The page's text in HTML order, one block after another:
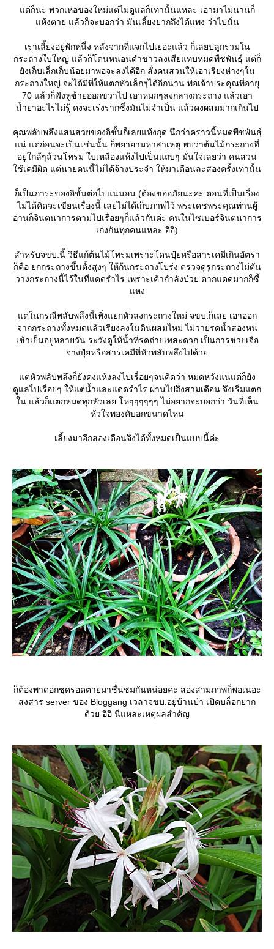
ต่ก็นะ พวกเห่อของใหม่แต่ไม่ดูแลก็เท่านั้นแหละ เอามาไม่นานก็
ห้งตาย แล้วก็จะบอกว่า มันเลี้ยงยากถึงได้แพง ว่าไปนั่น
เราเลี้ยงอยู่พักหนึ่ง หลังจากที่แจกไปเยอะแล้ว ก็เลยปลูกรวมใน
กระถางใบใหญ่ แล้วก็โดนหนอนดำขาวลงเสียแทบหมดพืชพันธุ์ แต่ก็
ังเก็บเล็กเก็บน้อยมาพอจะลงได้อีก สั่งคนสวนให้เอาเรียงห่างๆใน
กระถางใหญ่ จะได้มีที่ให้แตกหัวเล็กๆได้อีกนาน พ่อเจ้าประคุณที่อายุ
70 แล้วก็ฟังหูซ้ายออกขวาไป เอาหมกๆลงกลางกระถาง แล้วเอา
น้ำยาอะไรไม่รู้ คงจะเร่งรากซึ่งมันไม่จำเป็น แล้วคงผสมมากเกินไป
คุณพลับพลึงแสนสวยของอิชั้นก็เลยแห้งกุด นึกว่าคราวนี้หมดพืชพันธุ์
น่ แต่ก่อนจะเป็นเช่นนั้น ก็พยายามหาสาเหตุ พบว่าต้นไม้กระถางที่
อยู่ใกล้ๆล้วนโทรม ใบเหลืองแห้งไปเป็นแถบๆ มั่นใจเลยว่า คนสวน
ช้เคมีผิด แต่นายคนนี้ไม่ได้จ้างประจำ ให้มาเดือนละสองครั้งเท่านั้น
ก็เป็นภาระของอิชั้นต่อไปแน่นอน (ต้องขออภัยนะคะ ตอนที่เป็นเรื่อง
ไม่ได้คิดจะเขียนเรื่องนี้ เลยไม่ได้เก็บภาพไว้ พระเดชพระคุณท่านผู้
อ่านก็จินตนาการตามไปเรื่อยๆก็แล้วกันค่ะ คนในไซเบอร์จินตนาการ
เก่งกันทุกคนแหละ อิอิ)
สำหรับจขบ.นี้ วิธีแก้ต้นไม้โทรมเพราะโดนปุ๋ยหรือสารเคมีเกินอัตรา
ก็คือ ยกกระถางขึ้นตั้งสูงๆ ให้ก้นกระถางโปร่ง ตรวจดูรูกระถางไม่ตัน
วางกระถางนี้ไว้ในที่แดดรำไร เพราะเค้ากำลังป่วย ตากแดดมากก็ซี้
หง
ต่ในกรณีพลับพลึงนี้เพิ่งแยกหัวลงกระถางใหม่ จขบ.ก็เลย เอาออก
จากกระถางทั้งหมดแล้วเรียงลงในดินผสมไหม่ ไม่วายรดน้ำสองหน
เช้าเย็นอยู่หลายวัน ระวังดูให้น้ำที่รดถ่ายเทสะดวก เป็นการช่วยเจือ
จางปุ๋ยหรือสารเคมีที่หัวพลับพลึงไปด้ว
ต่หัวพลับพลึงก็ยังคงแห้งลงไปเรื่อยๆจนคิดว่า หมดหวังแน่แต่ก็ยัง
ดูแลไปเรื่อยๆ ให้แต่น้ำและแดดรำไร ผ่านไปถึงสามเดือน จึงเริ่มแตก
น แล้วก็แตกหมดทุกหัวเลย โหๆๆๆๆๆๆ ไม่อยากจะบอกว่า วันที่เห็น
หัวใจพองคับอกขนาดไหน
เลี้ยงมาอีกสองเดือนจึงได้ทั้งหมดเป็นแบบนี้ค่ะ
ก็ต้องพาดอกชุดรอดตายมาชื่นชมกันหน่อยค่ะ สองสามภาพก็พอเนอะ
สงสาร server ของ Bloggang เวลาจขบ.อยู่บ้านป่า เปิดบล็อกยาก
ด้วย อิอิ นี่แหละเหตุผลสำคัญ